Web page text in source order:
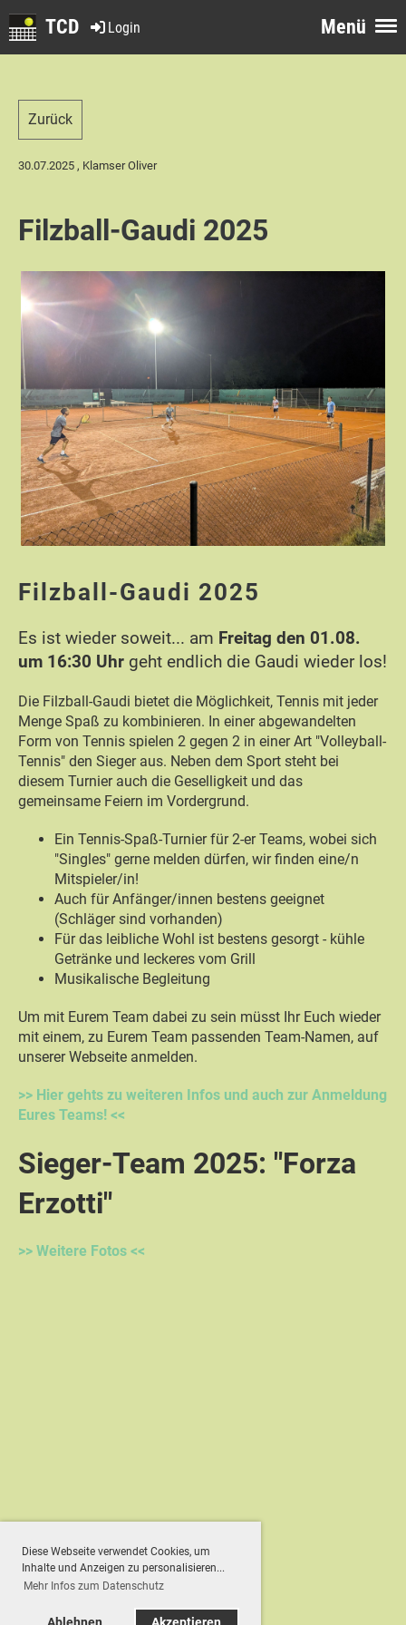
Diese Webseite verwendet Cookies, um
Inhalte und Anzeigen zu personalisieren...
Mehr Infos zum Datenschutz
Menü
Login
TCD
Zurück
30.07.2025 , Klamser Oliver
Filzball-Gaudi 2025
Filzball-Gaudi 2025
Es ist wieder soweit... am Freitag den 01.08.
um 16:30 Uhr geht endlich die Gaudi wieder los!
Die Filzball-Gaudi bietet die Möglichkeit, Tennis mit jeder
Menge Spaß zu kombinieren. In einer abgewandelten
Form von Tennis spielen 2 gegen 2 in einer Art "Volleyball-
Tennis" den Sieger aus. Neben dem Sport steht bei
diesem Turnier auch die Geselligkeit und das
gemeinsame Feiern im Vordergrund.
Ein Tennis-Spaß-Turnier für 2-er Teams, wobei sich
"Singles" gerne melden dürfen, wir finden eine/n
Mitspieler/in!
Auch für Anfänger/innen bestens geeignet
(Schläger sind vorhanden)
Für das leibliche Wohl ist bestens gesorgt - kühle
Getränke und leckeres vom Grill
Musikalische Begleitung
Um mit Eurem Team dabei zu sein müsst Ihr Euch wieder
mit einem, zu Eurem Team passenden Team-Namen, auf
unserer Webseite anmelden.
>> Hier gehts zu weiteren Infos und auch zur Anmeldung
Eures Teams! <<
Sieger-Team 2025: "Forza
Erzotti"
>> Weitere Fotos <<